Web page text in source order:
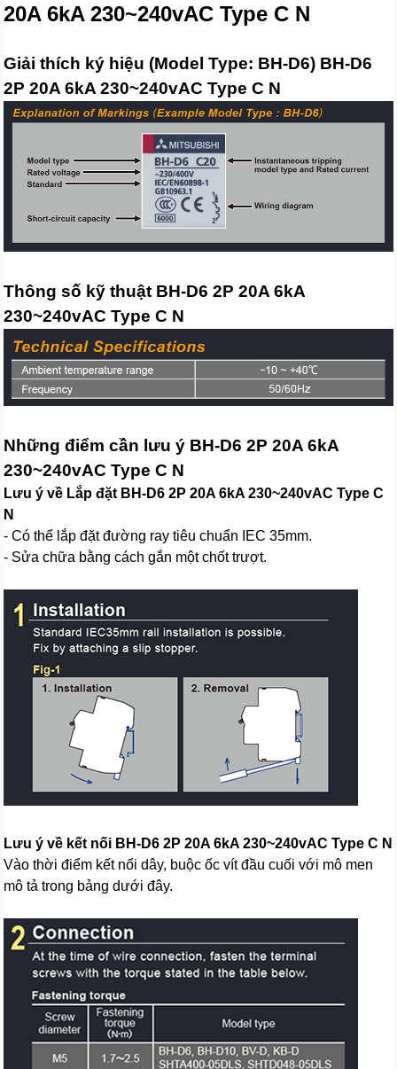
20A 6kA 230~240vAC Type C N
Giải thích ký hiệu (Model Type: BH-D6) BH-D6
2P 20A 6kA 230~240vAC Type C N
Thông số kỹ thuật BH-D6 2P 20A 6kA
230~240vAC Type C N
Những điểm cần lưu ý BH-D6 2P 20A 6kA
230~240vAC Type C N
Lưu ý về Lắp đặt BH-D6 2P 20A 6kA 230~240vAC Type C
N
- Có thể lắp đặt đường ray tiêu chuẩn IEC 35mm.
- Sửa chữa bằng cách gắn một chốt trượt.
Lưu ý về kết nối BH-D6 2P 20A 6kA 230~240vAC Type C N
Vào thời điểm kết nối dây, buộc ốc vít đầu cuối với mô men
mô tả trong bảng dưới đây.